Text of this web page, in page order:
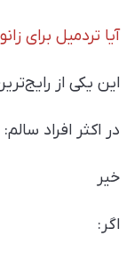
آیا تردمیل برای
این یکی از
در اکثر افراد سالم:
خیر
اگر: